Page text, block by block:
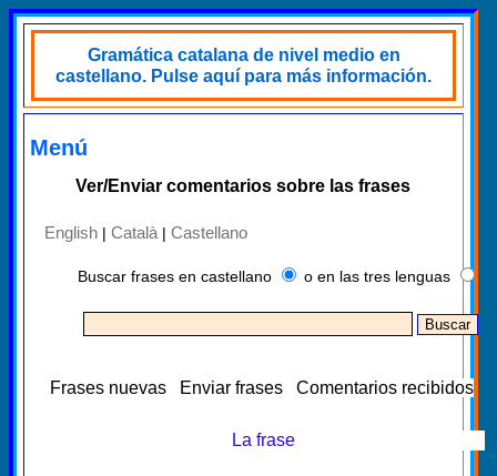
Gramática catalana de nivel medio en
castellano. Pulse aquí para más información.
Menú
Ver/Enviar comentarios sobre las frases
English | Català | Castellano
Buscar frases en castellano o en las tres lenguas
Frases nuevas Enviar frases Comentarios recibidos
La frase